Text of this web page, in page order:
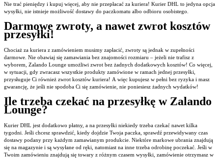
Nie trać pieniędzy i kupuj więcej, aby nie przepłacać za kuriera! Kurier DHL to jedyna opcja
wysyłki, nie istnieje możliwość dostawy do paczkomatu albo odbioru osobistego.
Darmowe zwroty, a nawet zwrot kosztów
przesyłki!
Chociaż za kuriera z zamówieniem musimy zapłacić, zwroty są jednak w zupełności
darmowe. Nie obawiaj się zamawiania bez znajomości rozmiaru – jeżeli nie trafisz z
wyborem, Zalando Lounge umożliwi zwrot bez żadnych dodatkowych kosztów! Co więcej,
w sytuacji, gdy zwracasz wszystkie produkty zamówione w ramach jednej przesyłki,
przysługuje Ci również zwrot kosztów kuriera! A więc kupujesz w pełni bez ryzyka i masz
gwarancję, że jeśli nie spodoba Ci się zamówienie, nie poniesiesz żadnych wydatków!
Ile trzeba czekać na przesyłkę w Zalando
Lounge?
Kurier DHL jest dodatkowo płatny, a na przesyłki niekiedy trzeba czekać nawet kilka
tygodni. Jeśli chcesz sprawdzić, kiedy dojdzie Twoja paczka, sprawdź przewidywany czas
dostawy podany przy każdym zamawianym produkcie. Niektóre markowe ubrania znajdują
się na magazynie i są wysyłane od ręki, natomiast na inne trzeba odrobinę poczekać. Jeśli w
Twoim zamówieniu znajdują się towary z różnym czasem wysyłki, zamówienie otrzymasz w